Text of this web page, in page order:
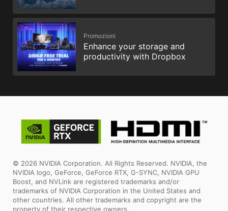
Promozioni
Enhance your storage and
productivity with Dropbox
© 2026 NVIDIA Corporation. All Rights Reserved. NVIDIA, the
NVIDIA logo, GeForce, GeForce RTX, G-SYNC, NVIDIA GPU
Boost, and NVLink are registered trademarks and/or
trademarks of NVIDIA Corporation in the United States and
other countries. All other trademarks and copyright are the
property of their respective owners.